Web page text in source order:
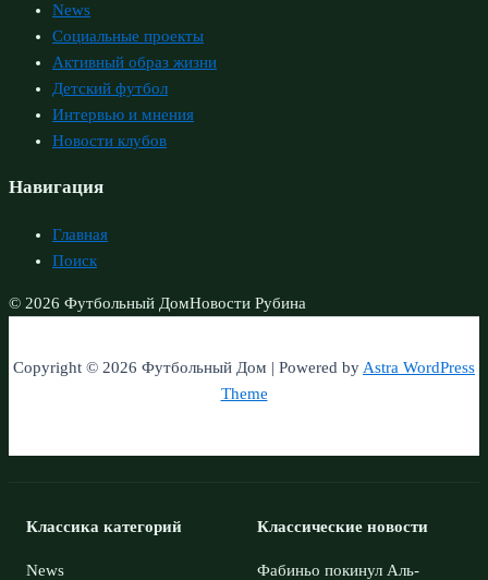
News
Социальные проекты
Активный образ жизни
Детский футбол
Интервью и мнения
Новости клубов
Навигация
Главная
Поиск
© 2026 Футбольный ДомНовости Рубина
Copyright © 2026 Футбольный Дом | Powered byAstra WordPress
Theme
Классика категорий
News
Классические новости
Фабиньо покинул Аль-